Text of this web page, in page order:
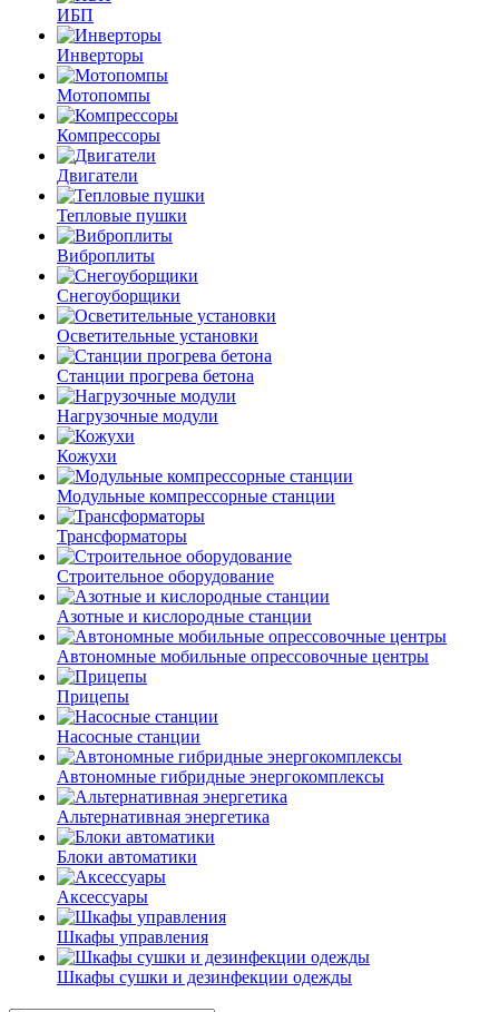
ИБП
Инверторы
Мотопомпы
Компрессоры
Двигатели
Тепловые пушки
Виброплиты
Снегоуборщики
Осветительные установки
Станции прогрева бетона
Нагрузочные модули
Кожухи
Модульные компрессорные станции
Трансформаторы
Строительное оборудование
Азотные и кислородные станции
Автономные мобильные опрессовочные центры
Прицепы
Насосные станции
Автономные гибридные энергокомплексы
Альтернативная энергетика
Блоки автоматики
Аксессуары
Шкафы управления
Шкафы сушки и дезинфекции одежды